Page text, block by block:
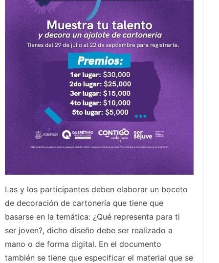
Las y los participantes deben elaborar un boceto
de decoración de cartonería que tiene que
basarse en la temática: ¿Qué representa para ti
ser joven?, dicho diseño debe ser realizado a
mano o de forma digital. En el documento
también se tiene que especificar el material que se